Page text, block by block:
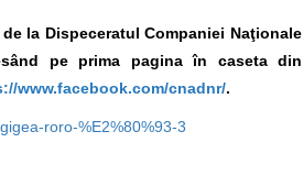
la Dispeceratul Companiei Naţionale
pe prima pagina în caseta din
www.facebook.com/cnadnr/.
roro-%E2%80%93-3